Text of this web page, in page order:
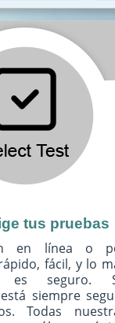
tus pruebas
en línea o
fácil, y lo
es seguro.
siempre
Todas